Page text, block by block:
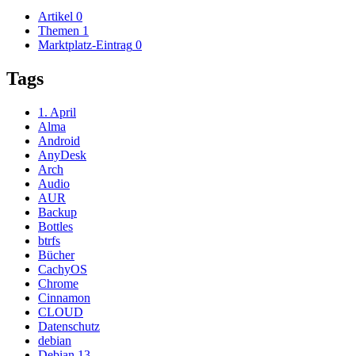
Artikel 0
Themen 1
Marktplatz-Eintrag 0
Tags
1. April
Alma
Android
AnyDesk
Arch
Audio
AUR
Backup
Bottles
btrfs
Bücher
CachyOS
Chrome
Cinnamon
CLOUD
Datenschutz
debian